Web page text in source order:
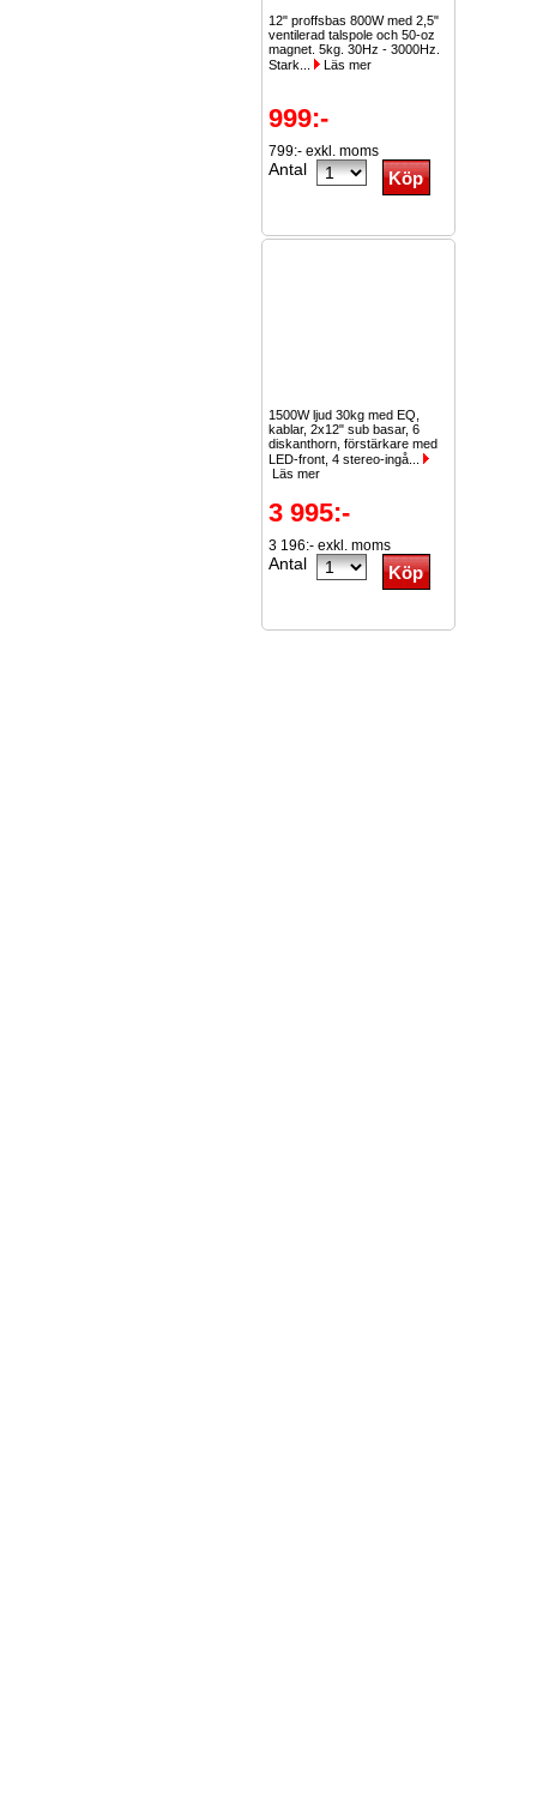
12" proffsbas 800W med 2,5"
ventilerad talspole och 50-oz
magnet. 5kg. 30Hz - 3000Hz.
Stark...
Läs mer
999:-
799:- exkl. moms
Antal
1500W ljud 30kg med EQ,
kablar, 2x12" sub basar, 6
diskanthorn, förstärkare med
LED-front, 4 stereo-ingå...
Läs mer
3 995:-
3 196:- exkl. moms
Antal